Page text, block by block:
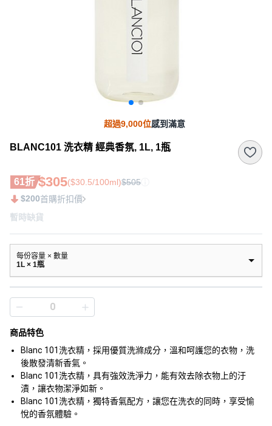
超過9,000位感到滿意
BLANC101 洗衣精 經典香氛, 1L, 1瓶
61折 $305($30.5/100ml)$505
$200首購折扣價
暫時缺貨
每份容量 × 數量
1L × 1瓶
商品特色
Blanc 101洗衣精，採用優質洗滌成分，溫和呵護您的衣物，洗
後散發清新香氣。
Blanc 101洗衣精，具有強效洗淨力，能有效去除衣物上的汙
漬，讓衣物潔淨如新。
Blanc 101洗衣精，獨特香氣配方，讓您在洗衣的同時，享受愉
悅的香氛體驗。